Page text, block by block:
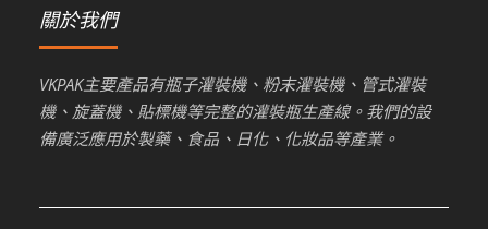
關於我們
VKPAK主要產品有瓶子灌裝機、粉末灌裝機、管式灌裝
機、旋蓋機、貼標機等完整的灌裝瓶生產線。我們的設
備廣泛應用於製藥、食品、日化、化妝品等產業。